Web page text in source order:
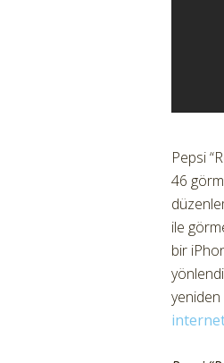
Pepsi
46
ile
bir
yeniden